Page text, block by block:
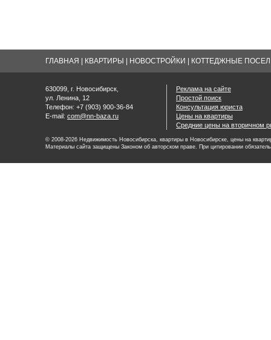
ГЛАВНАЯ КВАРТИРЫ НОВОСТРОЙКИ КОТТЕДЖНЫЕ
630099, г. Новосибирск,
ул. Ленина, 12
Телефон: +7 (903) 900-36-84
E-mail: com@nn-baza.ru
Реклама на сайте
Простой поиск
Консультация юриста
Цены на квартиры
Средние цены на вторичном
© 2008-2026 Недвижимость Новосибирска, квартиры в Новосибирске, цены на
Материалы сайта защищены Законом об авторском праве. При цитировании